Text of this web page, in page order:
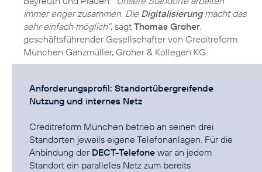
immer enger zusammen. Die Digitalisierungmacht das
sehr einfach möglich", sagt Thomas Groher,
geschäftsführender Gesellschafter von Creditreform
München Ganzmüller, Groher & Kollegen KG.
Anforderungsprofil: Standortübergreifende
Nutzung und internes Netz
Creditreform München betrieb an seinen drei
Standorten jeweils eigene Telefonanlagen. Für die
Anbindung der DECT-Telefone war an jedem
Standort ein paralleles Netz zum bereits